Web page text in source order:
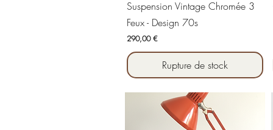
Aperçu rapide
Suspension Vintage Chromée 3
Feux - Design 70s
Prix
290,00 €
Rupture de stock